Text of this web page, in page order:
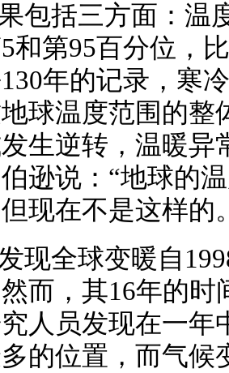
包括三方面：温
和第95百分位，
年的记录，寒
球温度范围的整
生逆转，温暖异
逊说：“地球的
现在不是这样的
现全球变暖自
而，其16年的
人员发现在一年
的位置，而气候